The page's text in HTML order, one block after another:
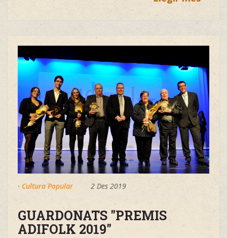
· Cultura Popular 2 Des 2019
GUARDONATS "PREMIS
ADIFOLK 2019"